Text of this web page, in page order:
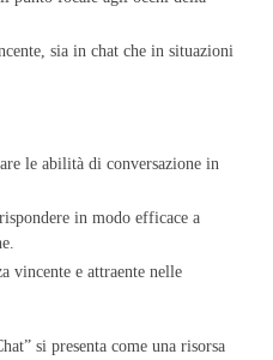
sia in chat che in situazioni
le abilità di conversazione in
in modo efficace a
vincente e attraente nelle
si presenta come una risorsa